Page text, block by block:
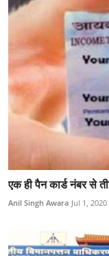
एक ही पैन कार्ड नंबर से
Anil Singh Awara Jul 1, 2020